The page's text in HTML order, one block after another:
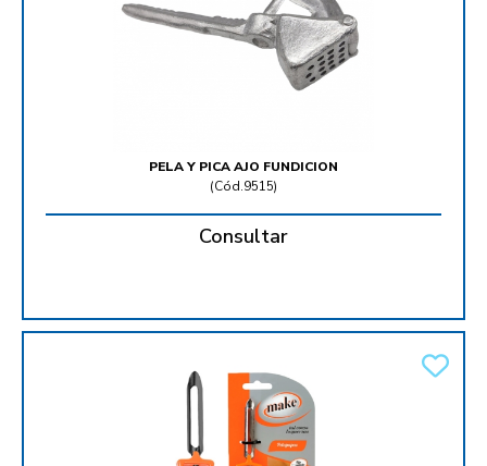
PELA Y PICA AJO FUNDICION
(Cód.9515)
Consultar